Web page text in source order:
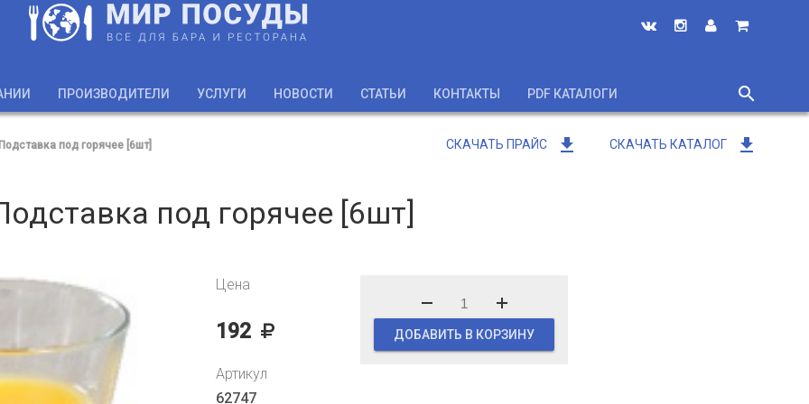
ПРОИЗВОДИТЕЛИ УСЛУГИ НОВОСТИ СТАТЬИ КОНТАКТЫ PDF КАТАЛОГИ
search
close
СКАЧАТЬ ПРАЙС get_app СКАЧАТЬ КАТАЛОГ get_app
Подставка под горячее [6шт]
под горячее [6шт]
Цена
192 ДОБАВИТЬ В КОРЗИНУ
Артикул
62747